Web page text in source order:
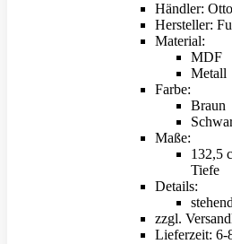
Händler: Otto
Hersteller:
Material:
MDF
Metall
Farbe:
Braun
Maße:
132,5
Tiefe
Details:
zzgl.
Lieferzeit: 6-